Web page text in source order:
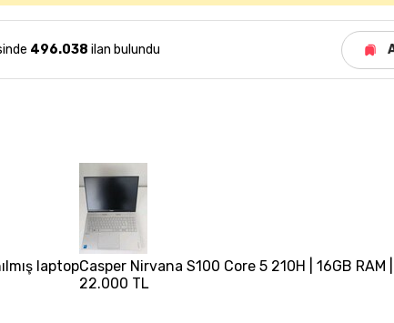
496.038 ilan bulundu
laptopCasper Nirvana S100 Core 5 210H | 16GB RAM
22.000 TL